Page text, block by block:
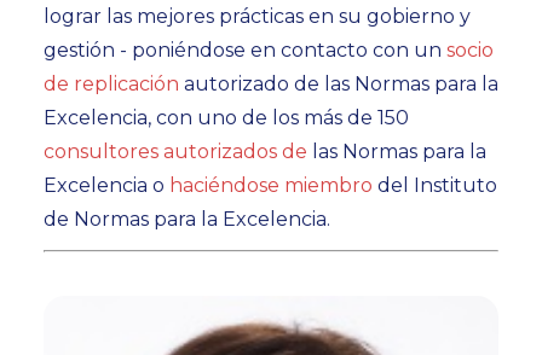
lograr las mejores prácticas en su gobierno y
gestión - poniéndose en contacto con un socio
de replicación autorizado de las Normas para la
Excelencia, con uno de los más de 150
consultores autorizados de las Normas para la
Excelencia o haciéndose miembro del Instituto
de Normas para la Excelencia.